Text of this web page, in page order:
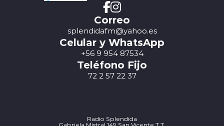
Correo
splendidafm@yahoo.es
Celular y WhatsApp
+56 9 954 87534
Teléfono Fijo
72 2 57 22 37
Radio Splendida
Gabriela Mistral 149 San Vicente T.T.